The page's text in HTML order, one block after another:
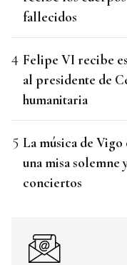
fallecidos
Felipe VI recibe
al presidente de
humanitaria
La música de
una misa solemne
conciertos